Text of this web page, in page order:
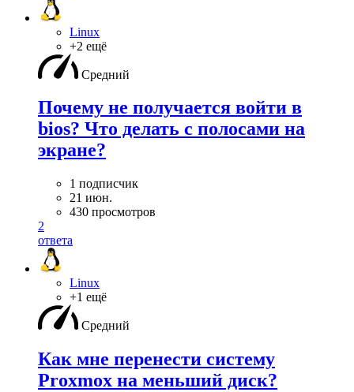
Linux
+2 ещё
Средний
Почему не получается войти в
bios? Что делать с полосами на
экране?
1 подписчик
21 июн.
430 просмотров
2
ответа
Linux
+1 ещё
Средний
Как мне перенести систему
Proxmox на меньший диск?